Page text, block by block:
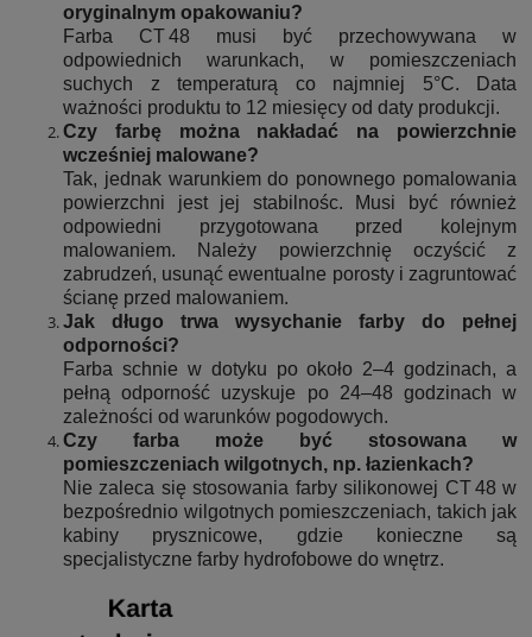
oryginalnym opakowaniu?
Farba CT 48 musi być przechowywana w
odpowiednich warunkach, w pomieszczeniach
suchych z temperaturą co najmniej 5°C. Data
ważności produktu to 12 miesięcy od daty produkcji.
Czy farbę można nakładać na powierzchnie
wcześniej malowane?
Tak, jednak warunkiem do ponownego pomalowania
powierzchni jest jej stabilnośc. Musi być również
odpowiedni przygotowana przed kolejnym
malowaniem. Należy powierzchnię oczyścić z
zabrudzeń, usunąć ewentualne porosty i zagruntować
ścianę przed malowaniem.
Jak długo trwa wysychanie farby do pełnej
odporności?
Farba schnie w dotyku po około 2–4 godzinach, a
pełną odporność uzyskuje po 24–48 godzinach w
zależności od warunków pogodowych.
Czy farba może być stosowana w
pomieszczeniach wilgotnych, np. łazienkach?
Nie zaleca się stosowania farby silikonowej CT 48 w
bezpośrednio wilgotnych pomieszczeniach, takich jak
kabiny prysznicowe, gdzie konieczne są
specjalistyczne farby hydrofobowe do wnętrz.